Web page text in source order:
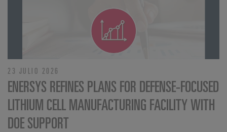
23 JULIO 2026
ENERSYS REFINES PLANS FOR DEFENSE‑FOCUSED
LITHIUM CELL MANUFACTURING FACILITY WITH
DOE SUPPORT